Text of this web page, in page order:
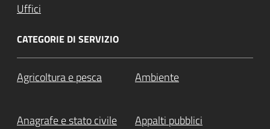
Uffici
CATEGORIE DI SERVIZIO
Agricoltura e pesca Ambiente
Anagrafe e stato civile Appalti pubblici